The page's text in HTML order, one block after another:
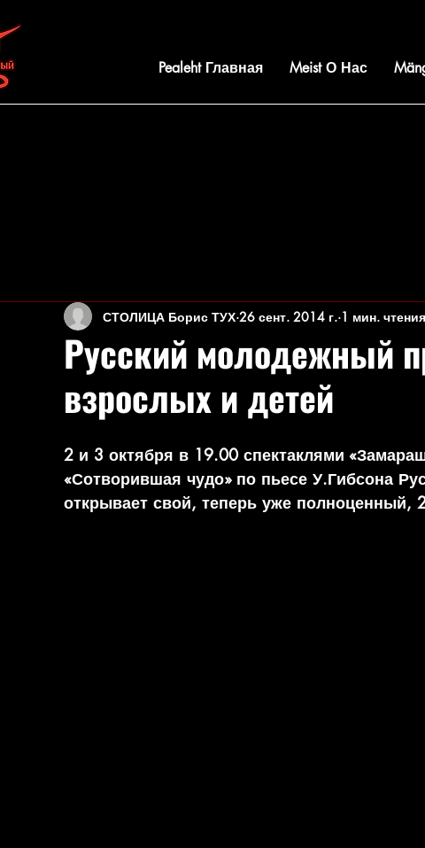
Pealeht Главная Meist О Нас
Русский молодежный
взрослых и детей
СТОЛИЦА Борис ТУХ 26 сент. 2014 г. 1 мин. чтения
2 и 3 октября в 19.00 спектаклями
«Сотворившая чудо» по пьесе У.Гибсона
открывает свой, теперь уже полноценный,